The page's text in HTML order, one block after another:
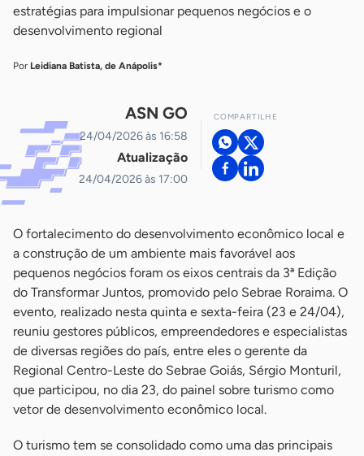
estratégias para impulsionar pequenos negócios e o
desenvolvimento regional
Por Leidiana Batista, de Anápolis*
ASN GO
24/04/2026 às 16:58
Atualização
24/04/2026 às 17:00
COMPARTILHE
O fortalecimento do desenvolvimento econômico local e
a construção de um ambiente mais favorável aos
pequenos negócios foram os eixos centrais da 3ª Edição
do Transformar Juntos, promovido pelo Sebrae Roraima. O
evento, realizado nesta quinta e sexta-feira (23 e 24/04),
reuniu gestores públicos, empreendedores e especialistas
de diversas regiões do país, entre eles o gerente da
Regional Centro-Leste do Sebrae Goiás, Sérgio Monturil,
que participou, no dia 23, do painel sobre turismo como
vetor de desenvolvimento econômico local.
O turismo tem se consolidado como uma das principais